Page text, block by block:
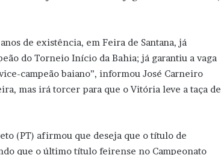
de existência, em Feira de Santana, já
do Torneio Início da Bahia; já garantiu a vaga
campeão baiano”, informou José Carneiro
mas irá torcer para que o Vitória leve a taça de
(PT) afirmou que deseja que o título de
que o último título feirense no Campeonato